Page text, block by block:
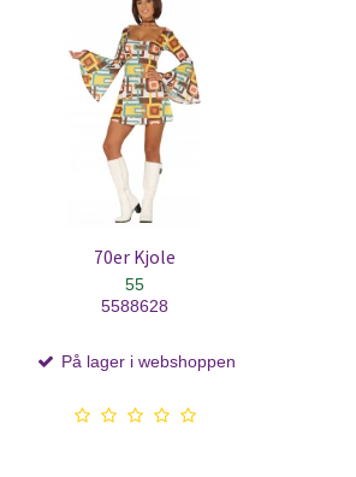
70er Kjole
55
5588628
På lager i webshoppen